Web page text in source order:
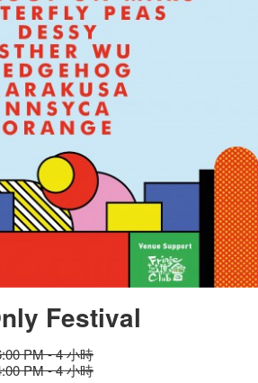
Festival
PM - 4 小時
PM - 4 小時